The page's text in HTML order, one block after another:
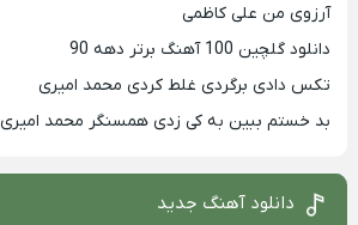
آرزوی من علی کاظمی
دانلود گلچین 100 آهنگ برتر دهه 90
تکس دادی برگردی غلط کردی محمد امیری
بد خستم ببین به کی زدی همسنگر محمد امیری
دانلود آهنگ جدید